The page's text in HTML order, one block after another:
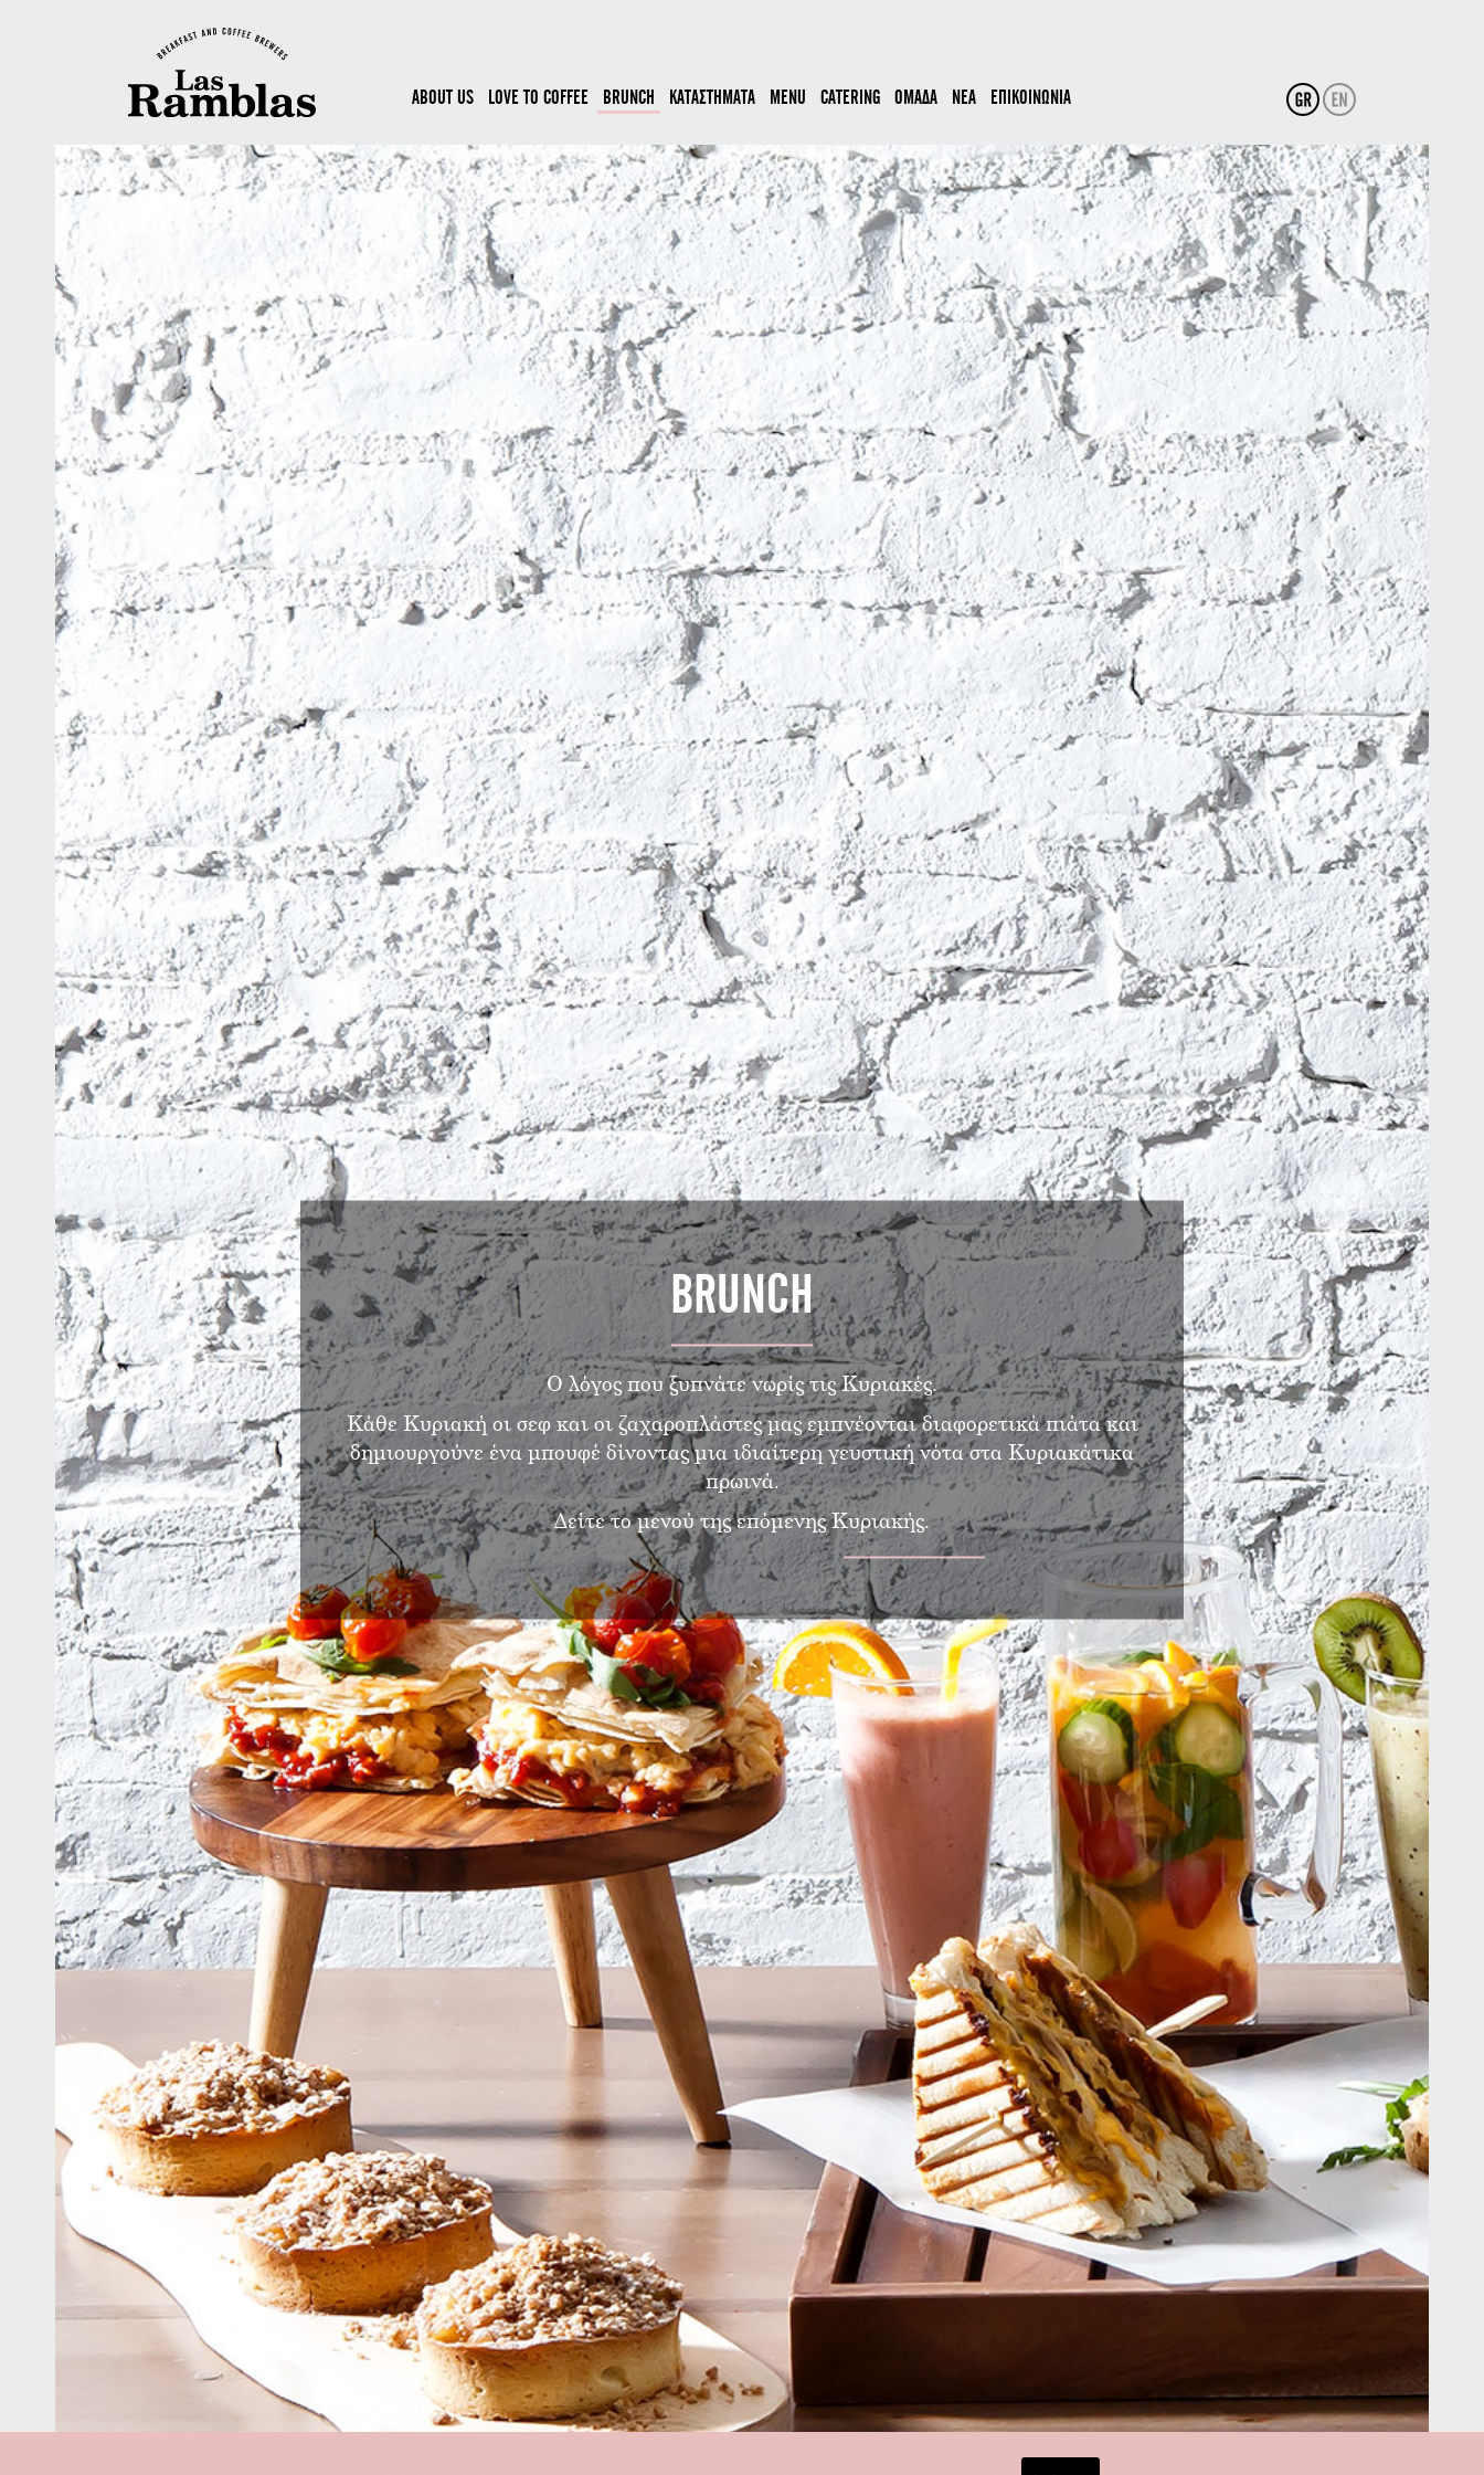
ABOUT US LOVE TO COFFEE BRUNCH ΚΑΤΑΣΤΗΜΑΤΑ MENU CATERING ΟΜΑΔΑ ΝΕΑ ΕΠΙΚΟΙΝΩΝΙΑ
BRUNCH
Ο λόγος που ξυπνάτε νωρίς τις Κυριακές.
Κάθε Κυριακή οι σεφ και οι ζαχαροπλάστες μας εμπνέονται διαφορετικά πιάτα και
δημιουργούνε ένα μπουφέ δίνοντας μια ιδιαίτερη γευστική νότα στα Κυριακάτικα
πρωινά.
Δείτε το μενού της επόμενης Κυριακής.